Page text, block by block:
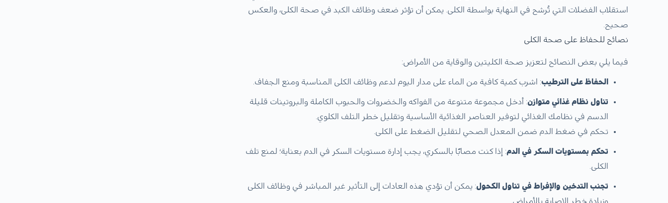
استقلاب الفضلات التي تُرشح في النهاية بواسطة الكلى. يمكن أن تؤثر ضعف وظائف الكبد في صحة الكلى، والعكس
صحيح.
نصائح للحفاظ على صحة الكلى
فيما يلي بعض النصائح لتعزيز صحة الكليتين والوقاية من الأمراض:
الحفاظ على الترطيب: اشرب كمية كافية من الماء على مدار اليوم لدعم وظائف الكلى المناسبة ومنع الجفاف.
تناول نظام غذائي متوازن: أدخل مجموعة متنوعة من الفواكه والخضروات والحبوب الكاملة والبروتينات قليلة
الدسم في نظامك الغذائي لتوفير العناصر الغذائية الأساسية وتقليل خطر التلف الكلوي.
تحكم في ضغط الدم ضمن المعدل الصحي لتقليل الضغط على الكلى.
تحكم بمستويات السكر في الدم: إذا كنت مصابًا بالسكري، يجب إدارة مستويات السكر في الدم بعناية؛ لمنع تلف
الكلى.
تجنب التدخين والإفراط في تناول الكحول: يمكن أن تؤدي هذه العادات إلى التأثير غير المباشر في وظائف الكلى
وزيادة خطر الإصابة بالأمراض.